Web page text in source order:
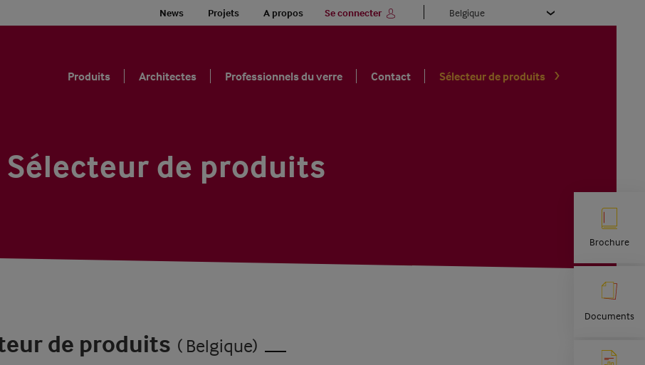
News Projets A propos Se connecter
Select
your
Produits Architectes Professionnels du verre Contact Sélecteur de produits
Brochure
Documents
Sélecteur de produits
de produits ( Belgique)